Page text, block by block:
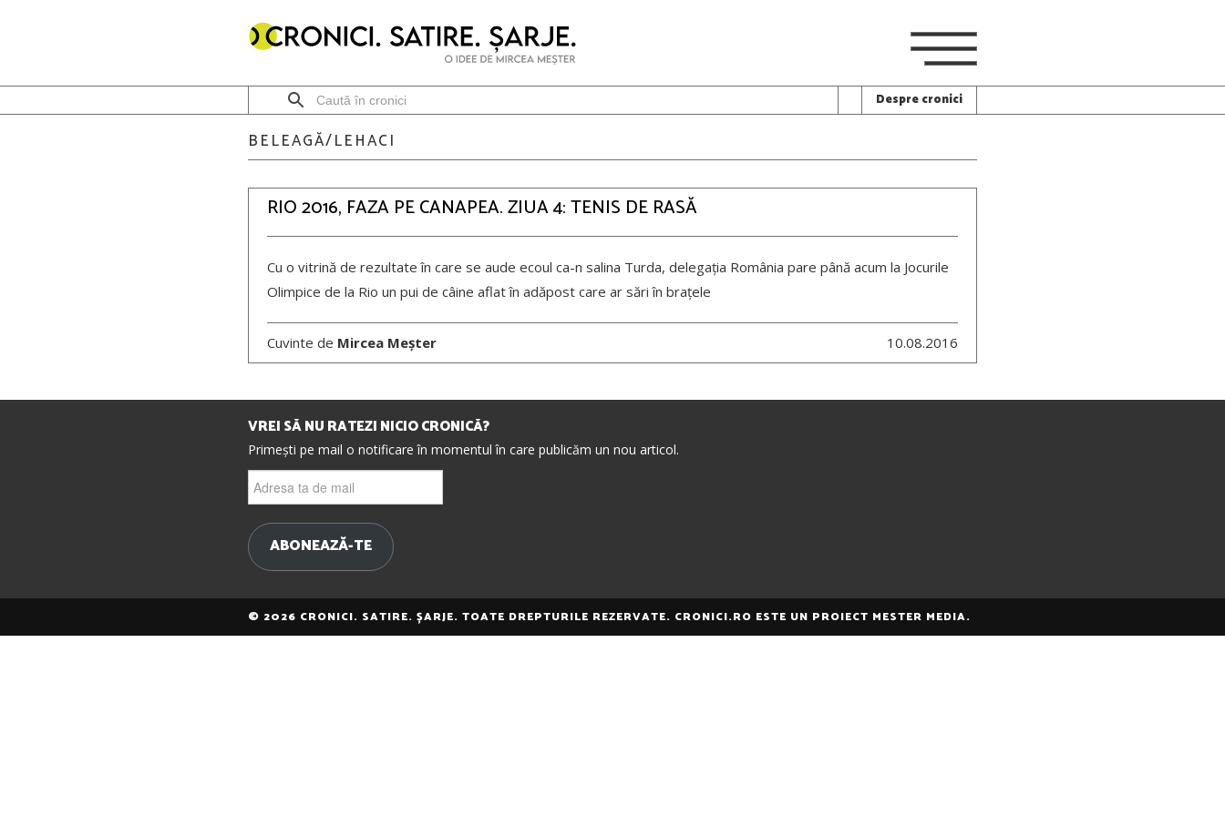
Despre cronici
BELEAGĂ/LEHACI
RIO 2016, FAZA PE CANAPEA. ZIUA 4: TENIS DE RASĂ
Cu o vitrină de rezultate în care se aude ecoul ca-n salina Turda, delegația România pare până acum la Jocurile
Olimpice de la Rio un pui de câine aflat în adăpost care ar sări în brațele
Cuvinte de Mircea Meșter 10.08.2016
VREI SĂ NU RATEZI NICIO CRONICĂ?
Primești pe mail o notificare în momentul în care publicăm un nou articol.
ta
mail
ABONEAZĂ-TE
© 2026 CRONICI. SATIRE. ȘARJE. TOATE DREPTURILE REZERVATE. CRONICI.RO ESTE UN PROIECT MESTER MEDIA.